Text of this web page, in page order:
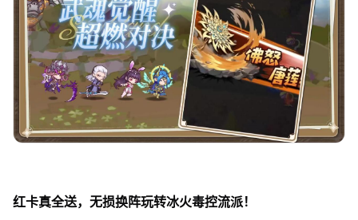
红卡真全送，无损换阵玩转冰火毒控流派！